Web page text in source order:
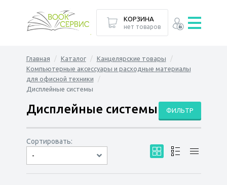
Главная Каталог
Канцелярские товары
Компьютерные аксессуары и расходные материалы
для офисной техники
Дисплейные системы
ФИЛЬТР
Дисплейные системы
Сортировать:
-
по дате
по популярности
сначала дешёвые
сначала дорогие
КОРЗИНА
нет товаров